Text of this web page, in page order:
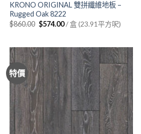
KRONO ORIGINAL 雙拼纖維地板 –
Rugged Oak 8222
$860.00 Original
price
$574.00Current
price
/ 盒 (23.91平方呎)
特價